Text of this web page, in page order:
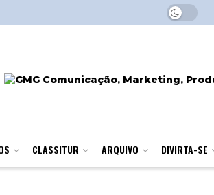
CLASSITUR ARQUIVO DIVIRTA-SE